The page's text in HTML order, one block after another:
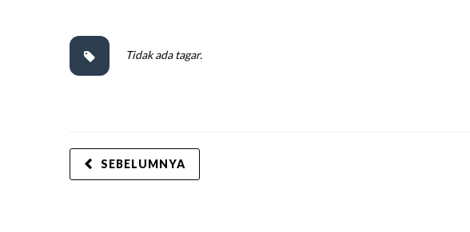
Tidak ada tagar.
SEBELUMNYA